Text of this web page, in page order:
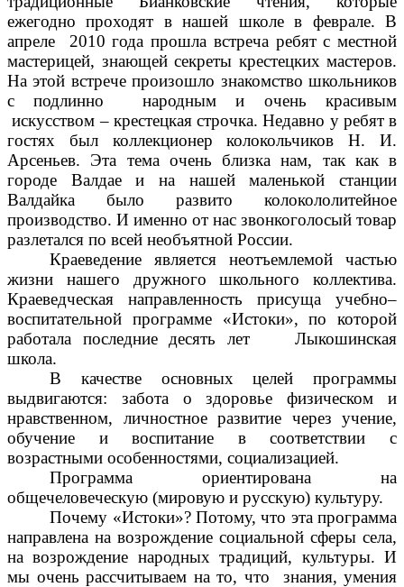
ежегодно проходят в нашей школе в феврале. В
апреле 2010 года прошла встреча ребят с местной
мастерицей, знающей секреты крестецких мастеров.
На этой встрече произошло знакомство школьников
с подлинно народным и очень красивым
искусством – крестецкая строчка. Недавно у ребят в
гостях был коллекционер колокольчиков Н. И.
Арсеньев. Эта тема очень близка нам, так как в
городе Валдае и на нашей маленькой станции
Валдайка было развито колокололитейное
производство. И именно от нас звонкоголосый товар
разлетался по всей необъятной России.
Краеведение является неотъемлемой частью
жизни нашего дружного школьного коллектива.
Краеведческая направленность присуща учебно–
воспитательной программе «Истоки», по которой
работала последние десять лет Лыкошинская
школа.
В качестве основных целей программы
выдвигаются: забота о здоровье физическом и
нравственном, личностное развитие через учение,
обучение и воспитание в соответствии с
возрастными особенностями, социализацией.
Программа ориентирована на
общечеловеческую (мировую и русскую) культуру.
Почему «Истоки»? Потому, что эта программа
направлена на возрождение социальной сферы села,
на возрождение народных традиций, культуры. И
мы очень рассчитываем на то, что знания, умения